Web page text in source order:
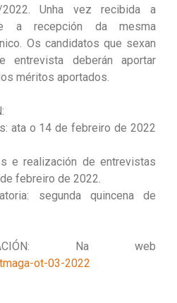
2022. Unha vez recibida a
a recepción da mesma
Os candidatos que sexan
entrevista deberán aportar
méritos aportados.
ata o 14 de febreiro de 2022
e realización de entrevistas
febreiro de 2022.
segunda quincena de
Na web
ot-03-2022